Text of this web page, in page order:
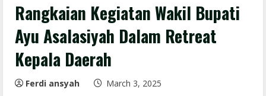
Rangkaian Kegiatan Wakil Bupati
Ayu Asalasiyah Dalam Retreat
Kepala Daerah
Ferdi ansyah
March 3, 2025